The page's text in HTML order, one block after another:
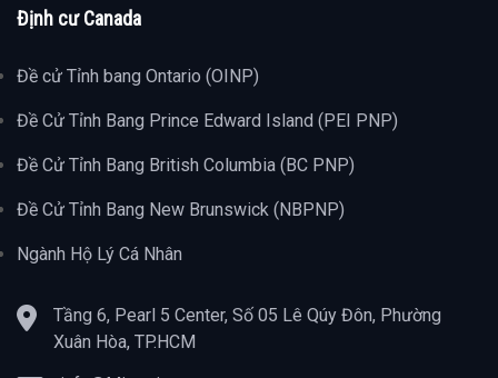
Định cư Canada
Đề cử Tỉnh bang Ontario (OINP)
Đề Cử Tỉnh Bang Prince Edward Island (PEI PNP)
Đề Cử Tỉnh Bang British Columbia (BC PNP)
Đề Cử Tỉnh Bang New Brunswick (NBPNP)
Ngành Hộ Lý Cá Nhân
Tầng 6, Pearl 5 Center, Số 05 Lê Qúy Đôn, Phường
Xuân Hòa, TP.HCM